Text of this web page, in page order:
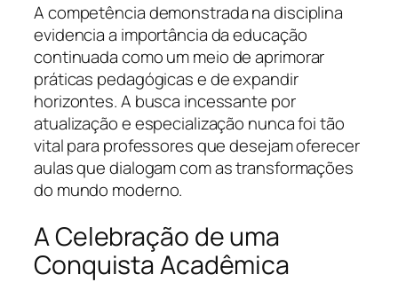
A competência demonstrada na disciplina
evidencia a importância da educação
continuada como um meio de aprimorar
práticas pedagógicas e de expandir
horizontes. A busca incessante por
atualização e especialização nunca foi tão
vital para professores que desejam oferecer
aulas que dialogam com as transformações
do mundo moderno.
A Celebração de uma
Conquista Acadêmica